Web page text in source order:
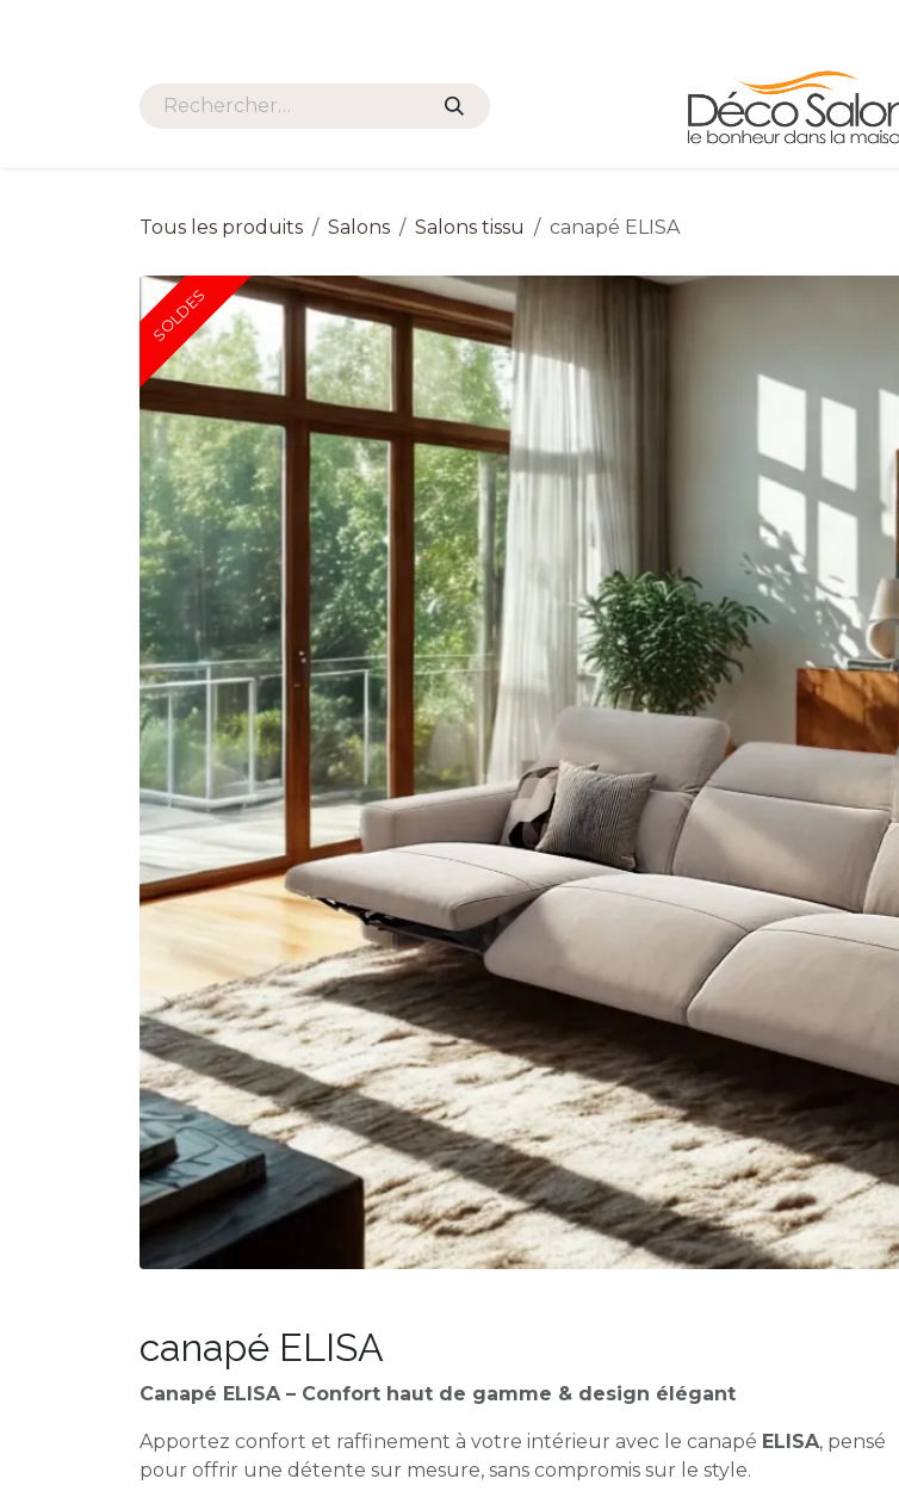
Tous les produits Salons Salons tissu canapé ELISA
SOLDES
canapé ELISA
Canapé ELISA – Confort haut de gamme & design élégant
Apportez confort et raffinement à votre intérieur avec le canapé ELISA, pensé
pour offrir une détente sur mesure, sans compromis sur le style.